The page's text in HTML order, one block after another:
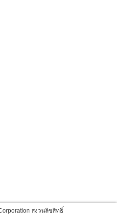
สงวนลิขสิทธิ์